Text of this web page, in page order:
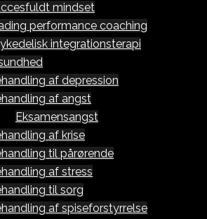
mindset
performance coaching
integrationsterapi
af depression
af angst
Eksamensangst
af krise
til pårørende
af stress
til sorg
af spiseforstyrrelse